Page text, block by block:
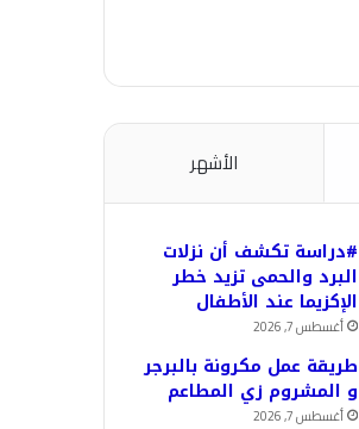
الأشهر
#دراسة تكشف أن نزلات
البرد والحمى تزيد خطر
الإكزيما عند الأطفال
أغسطس 7, 2026
طريقة عمل مكرونة بالبرجر
و المشروم زي المطاعم
أغسطس 7, 2026